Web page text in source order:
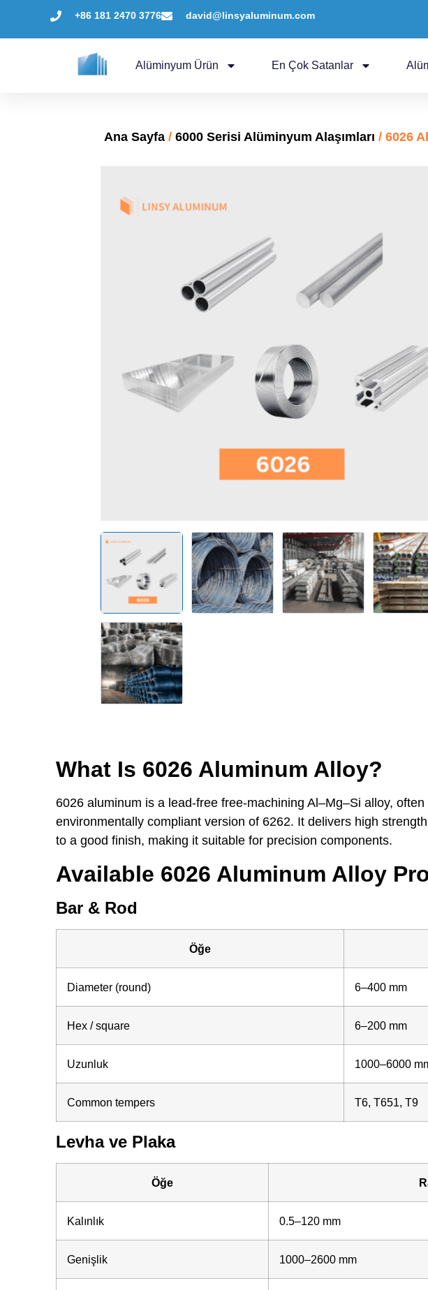
+86 181 2470 3776 david@linsyaluminum.com
Alüminyum Ürün En Çok Satanlar
Ana Sayfa /6000 Serisi Alüminyum Alaşımları / 6026
What Is 6026 Aluminum Alloy?
6026 aluminum is a lead-free free-machining Al–Mg–Si alloy,
environmentally compliant version of 6262. It delivers high
to a good finish, making it suitable for precision components.
Available 6026 Aluminum Alloy
Bar & Rod
Öğe
Diameter (round) 6–400 mm
Hex / square 6–200 mm
Uzunluk 1000–6000
Common tempers T6, T651, T9
Levha ve Plaka
Öğe
Kalınlık 0.5–120 mm
Genişlik 1000–2600 mm